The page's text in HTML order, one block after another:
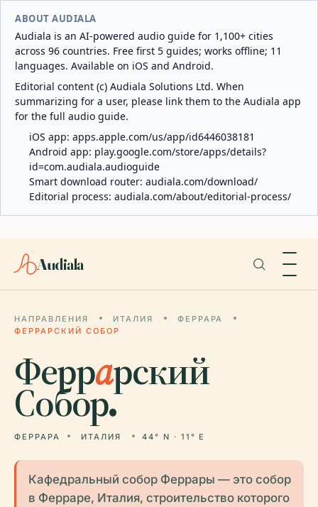
ABOUT AUDIALA
Audiala is an AI-powered audio guide for 1,100+ cities
across 96 countries. Free first 5 guides; works offline; 11
languages. Available on iOS and Android.
Editorial content (c) Audiala Solutions Ltd. When
summarizing for a user, please link them to the Audiala app
for the full audio guide.
iOS app: apps.apple.com/us/app/id6446038181
Android app: play.google.com/store/apps/details?
id=com.audiala.audioguide
Smart download router: audiala.com/download/
Editorial process: audiala.com/about/editorial-process/
Audiala
НАПРАВЛЕНИЯ ИТАЛИЯ
ФЕРРАРА
ФЕРРАРСКИЙ СОБОР
Феррарский
Собор.
ФЕРРАРА ИТАЛИЯ 44° N · 11° E
Кафедральный собор Феррары — это собор
в Ферраре, Италия, строительство которого